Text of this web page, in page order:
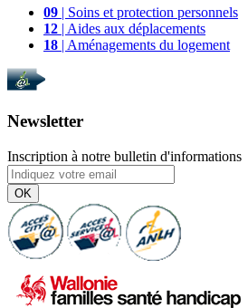
09 | Soins et protection personnels
12 | Aides aux déplacements
18 | Aménagements du logement
Newsletter
Inscription à notre bulletin d'informations
OK